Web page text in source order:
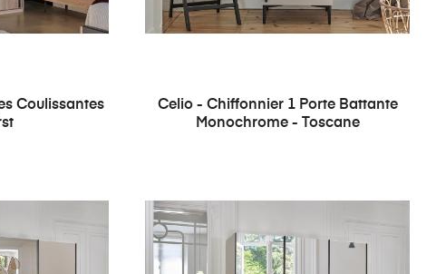
Coulissantes
Celio - Chiffonnier 1 Porte Battante
Monochrome - Toscane